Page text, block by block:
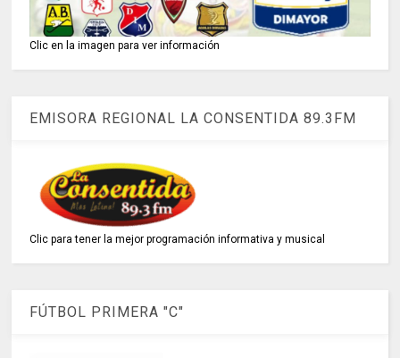
Clic en la imagen para ver información
EMISORA REGIONAL LA CONSENTIDA 89.3FM
Clic para tener la mejor programación informativa y musical
FÚTBOL PRIMERA "C"